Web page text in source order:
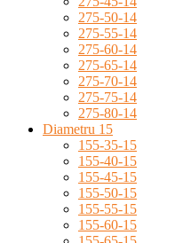
275-50-14
275-55-14
275-60-14
275-65-14
275-70-14
275-75-14
275-80-14
Diametru 15
155-35-15
155-40-15
155-45-15
155-50-15
155-55-15
155-60-15